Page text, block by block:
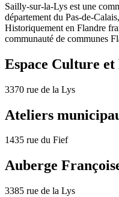
Sailly-sur-la-Lys est une
département du Pas-de-
Historiquement en Flandre
communauté de communes
Espace Culture
3370 rue de la Lys
Ateliers
1435 rue du Fief
Auberge
3385 rue de la Lys